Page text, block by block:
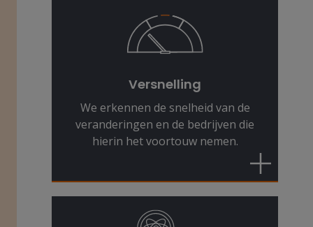
Versnelling
We erkennen de snelheid van de
veranderingen en de bedrijven die
hierin het voortouw nemen.
De veranderingen vinden sneller
bedrijven zich dynamisch
positioneren als de winnaars van
morgen.